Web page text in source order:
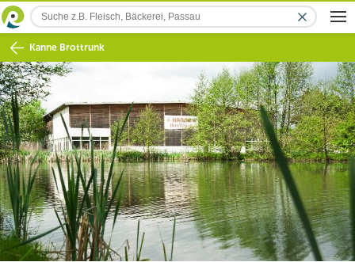
Kanne Brottrunk